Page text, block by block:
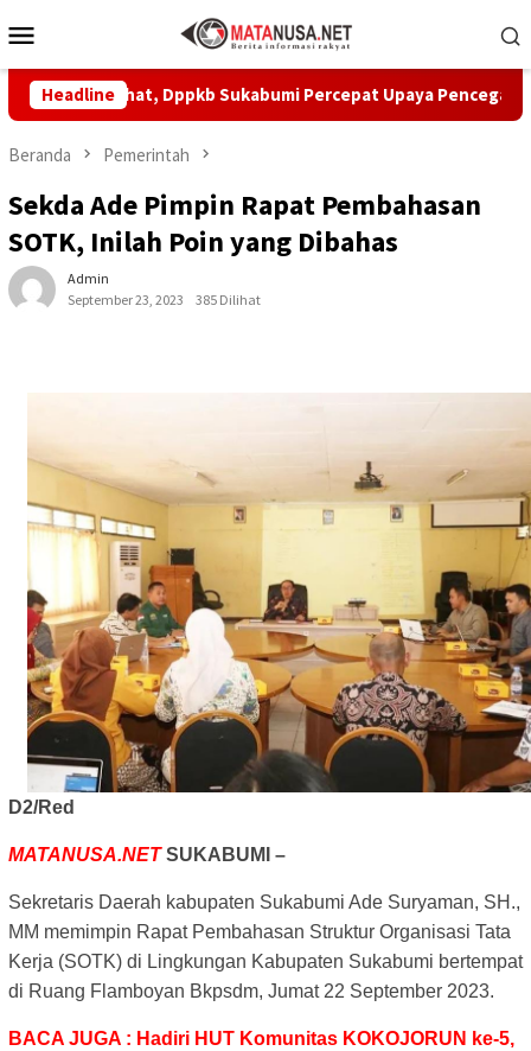
ke
Mobile
Headline
Sehat, Dppkb Sukabumi Percepat Upaya Pencegahan
Beranda Pemerintah
Sekda Ade Pimpin Rapat Pembahasan
SOTK, Inilah Poin yang Dibahas
Admin
September 23, 2023
385 Dilihat
D2/Red
MATANUSA.NETSUKABUMI –
Sekretaris Daerah kabupaten Sukabumi Ade Suryaman, SH.,
MM memimpin Rapat Pembahasan Struktur Organisasi Tata
Kerja (SOTK) di Lingkungan Kabupaten Sukabumi bertempat
di Ruang Flamboyan Bkpsdm, Jumat 22 September 2023.
BACA JUGA : Hadiri HUT Komunitas KOKOJORUN ke-5,